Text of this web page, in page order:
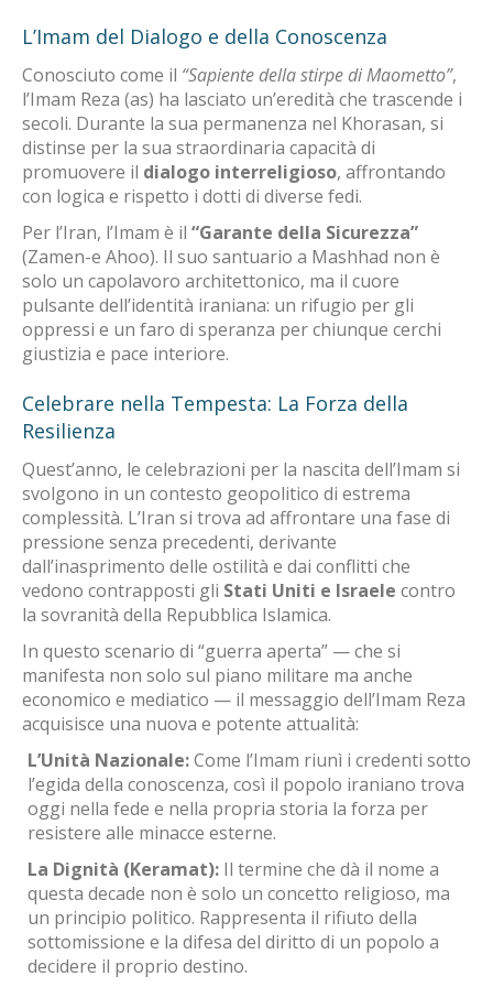
L’Imam del Dialogo e della Conoscenza
Conosciuto come il “Sapiente della stirpe di Maometto”,
l’Imam Reza (as) ha lasciato un’eredità che trascende i
secoli. Durante la sua permanenza nel Khorasan, si
distinse per la sua straordinaria capacità di
promuovere il dialogo interreligioso, affrontando
con logica e rispetto i dotti di diverse fedi.
Per l’Iran, l’Imam è il “Garante della Sicurezza”
(Zamen-e Ahoo). Il suo santuario a Mashhad non è
solo un capolavoro architettonico, ma il cuore
pulsante dell’identità iraniana: un rifugio per gli
oppressi e un faro di speranza per chiunque cerchi
giustizia e pace interiore.
Celebrare nella Tempesta: La Forza della
Resilienza
Quest’anno, le celebrazioni per la nascita dell’Imam si
svolgono in un contesto geopolitico di estrema
complessità. L’Iran si trova ad affrontare una fase di
pressione senza precedenti, derivante
dall’inasprimento delle ostilità e dai conflitti che
vedono contrapposti gli Stati Uniti e Israele contro
la sovranità della Repubblica Islamica.
In questo scenario di “guerra aperta” — che si
manifesta non solo sul piano militare ma anche
economico e mediatico — il messaggio dell’Imam Reza
acquisisce una nuova e potente attualità:
L’Unità Nazionale:Come l’Imam riunì i credenti sotto
l’egida della conoscenza, così il popolo iraniano trova
oggi nella fede e nella propria storia la forza per
resistere alle minacce esterne.
La Dignità (Keramat): Il termine che dà il nome a
questa decade non è solo un concetto religioso, ma
un principio politico. Rappresenta il rifiuto della
sottomissione e la difesa del diritto di un popolo a
decidere il proprio destino.